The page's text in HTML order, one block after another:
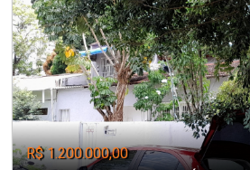
R$ 1.200.000,00